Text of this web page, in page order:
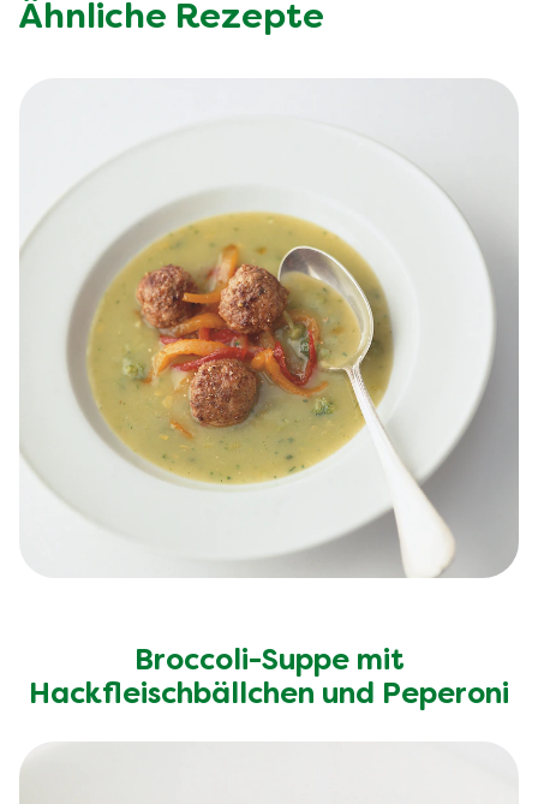
Ähnliche Rezepte
Broccoli-Suppe mit
Hackfleischbällchen und Peperoni